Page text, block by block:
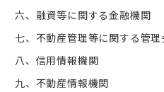
六、融資等に関する金融機関
七、不動産管理等に関する管理
八、信用情報機関
九、不動産情報機関